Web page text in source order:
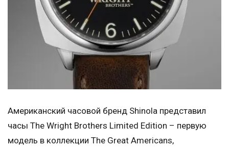
Американский часовой бренд Shinola представил
часы The Wright Brothers Limited Edition – первую
модель в коллекции The Great Americans,